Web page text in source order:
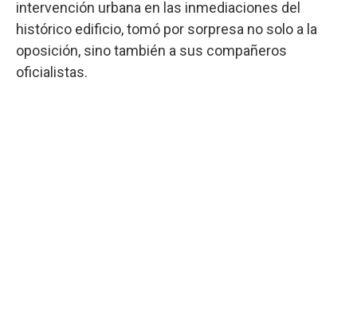
intervención urbana en las inmediaciones del
histórico edificio, tomó por sorpresa no solo a la
oposición, sino también a sus compañeros
oficialistas.